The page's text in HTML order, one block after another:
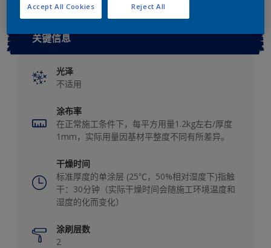
关键信息
光泽
不适用
涂布率
在正常施工条件下，每平方用量1.2kg左右/厚度
1mm，实际用量因基材平整度不同有所差异。
干燥时间
标准厚度的单涂层 (25℃，50%相对湿度下)指触
干：30分钟（实际干燥时间会随施工环境温度和
湿度的化而变化）
涂刷层数
2
Reject All
Accept All Cookies